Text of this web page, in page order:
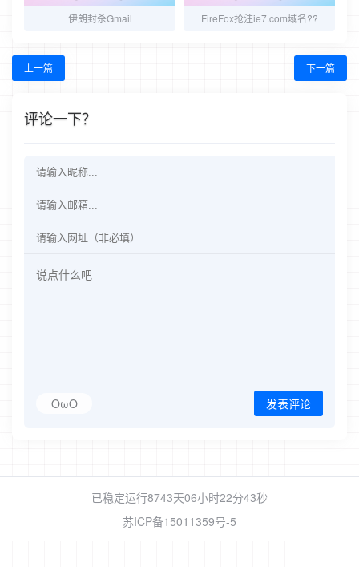
伊朗封杀Gmail FireFox抢注ie7.com域名??
上一篇 下一篇
评论一下？
OωO 发表评论
已稳定运行8743天06小时22分45秒
苏ICP备15011359号-5